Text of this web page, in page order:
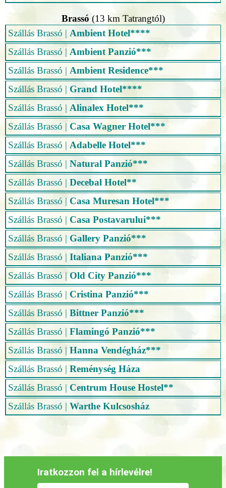
Brassó (13 km Tatrangtól)
Szállás Brassó | Ambient Hotel****
Szállás Brassó | Ambient Panzió***
Szállás Brassó | Ambient Residence***
Szállás Brassó | Grand Hotel****
Szállás Brassó | Alinalex Hotel***
Szállás Brassó | Casa Wagner Hotel***
Szállás Brassó | Adabelle Hotel***
Szállás Brassó | Natural Panzió***
Szállás Brassó | Decebal Hotel**
Szállás Brassó | Casa Muresan Hotel***
Szállás Brassó | Casa Postavarului***
Szállás Brassó | Gallery Panzió***
Szállás Brassó | Italiana Panzió***
Szállás Brassó | Old City Panzió***
Szállás Brassó | Cristina Panzió***
Szállás Brassó | Bittner Panzió***
Szállás Brassó | Flamingó Panzió***
Szállás Brassó | Hanna Vendégház***
Szállás Brassó | Reménység Háza
Szállás Brassó | Centrum House Hostel**
Szállás Brassó | Warthe Kulcsosház
Iratkozzon fel a hírlevélre!